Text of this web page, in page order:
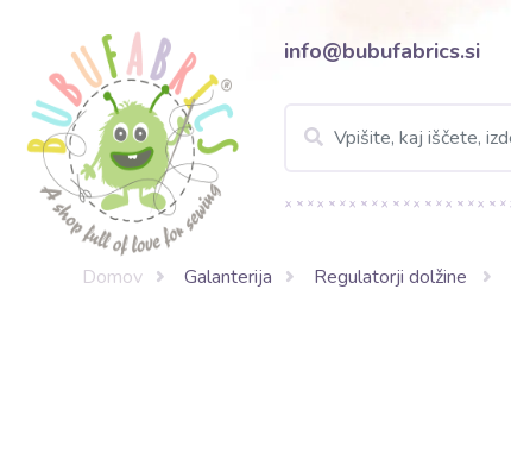
info@bubufabrics.si
Domov Galanterija Regulatorji dolžine